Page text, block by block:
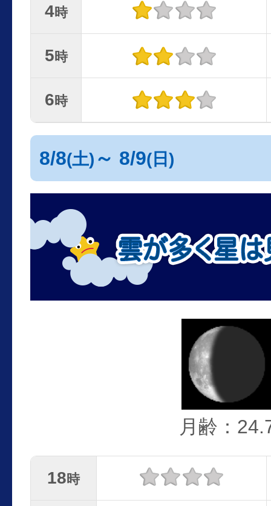
4時
5時
6時
8/8(土) ～ 8/9(日)
月齢：
18時